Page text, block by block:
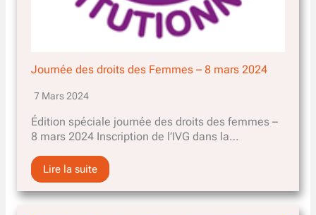
Journée des droits des Femmes – 8 mars 2024
7 Mars 2024
Édition spéciale journée des droits des femmes –
8 mars 2024 Inscription de l’IVG dans la…
Lire la suite